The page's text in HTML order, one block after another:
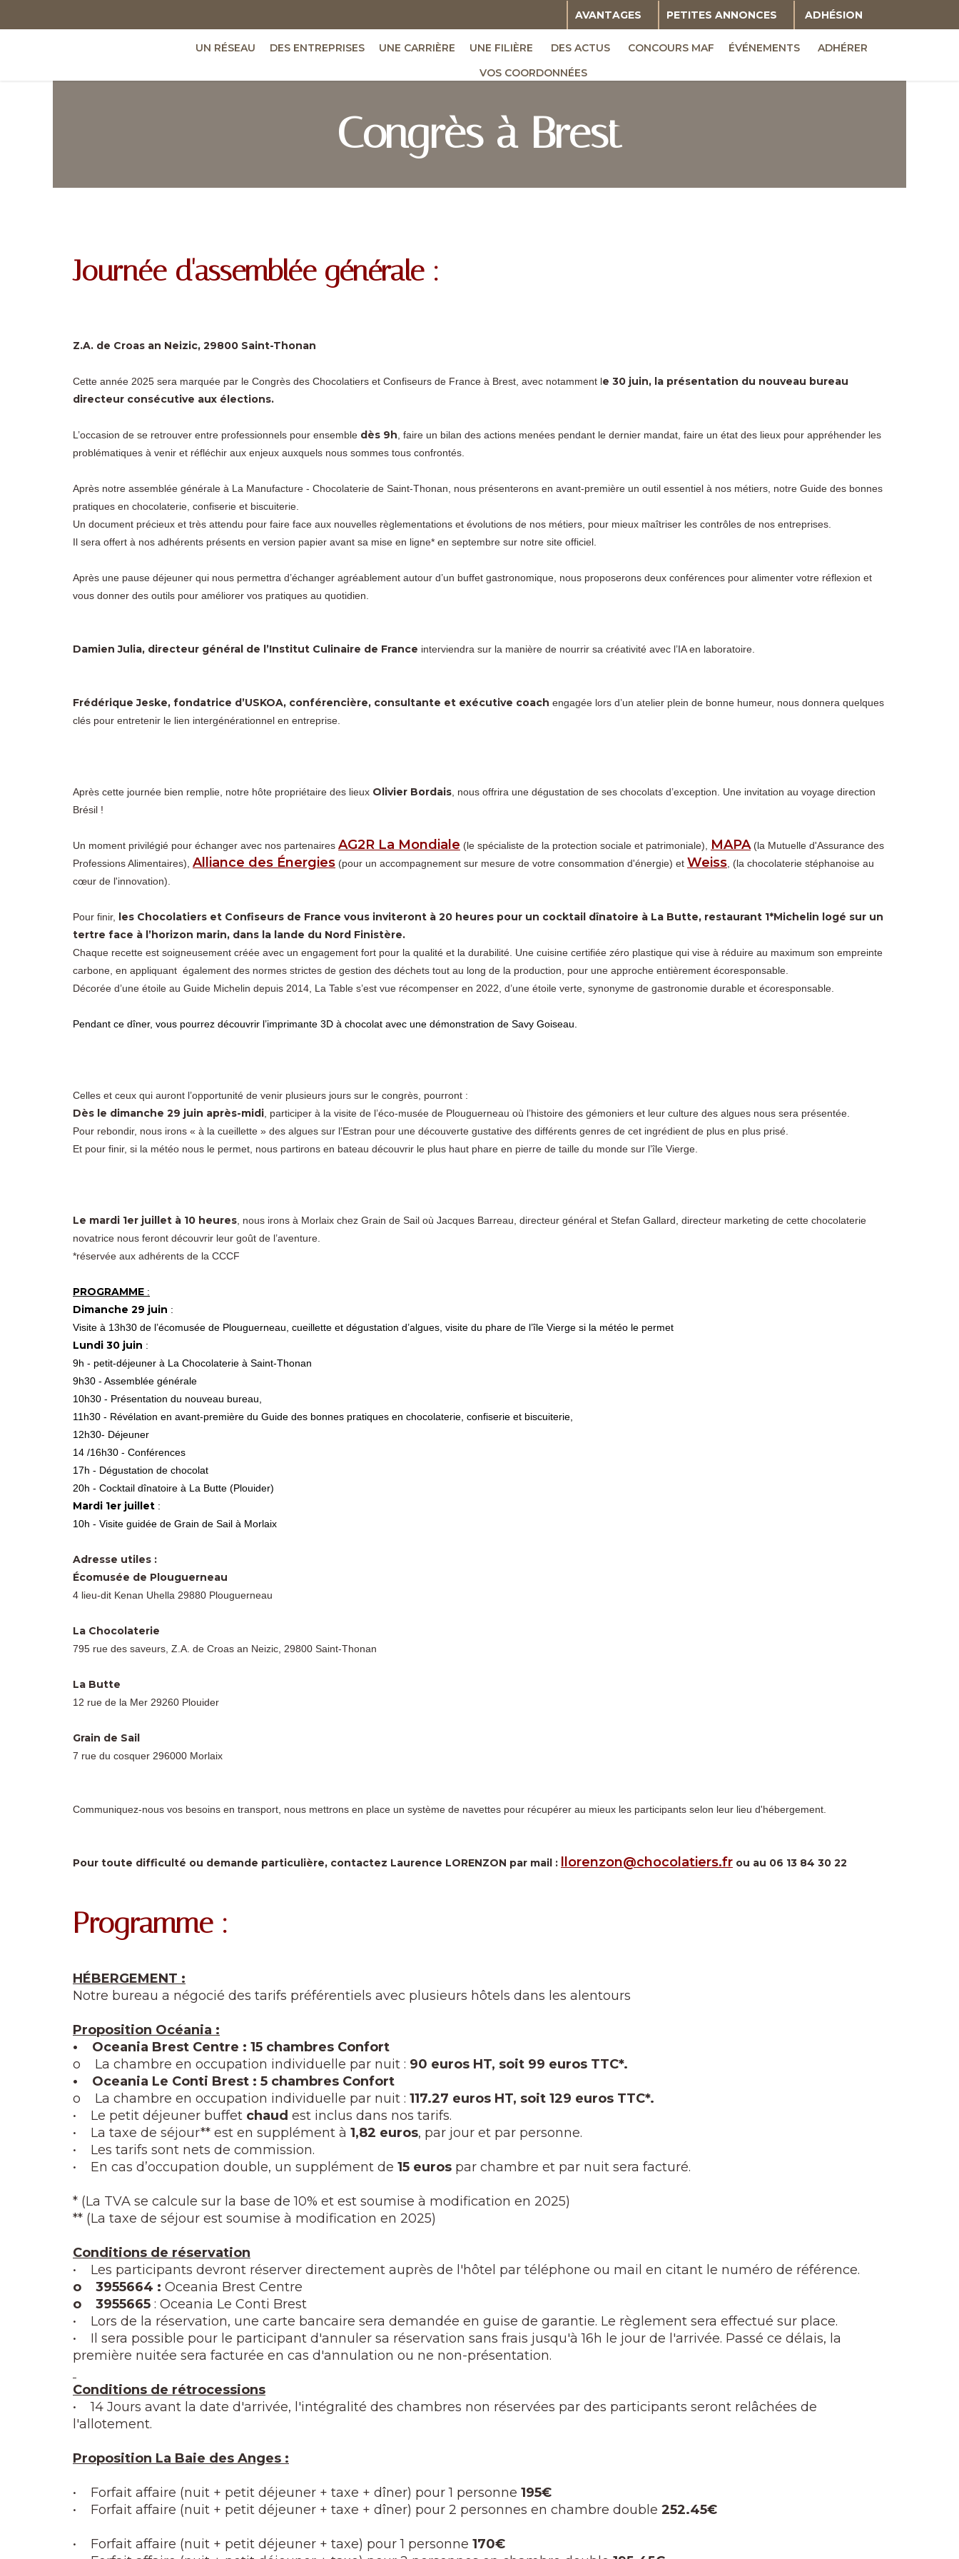
AVANTAGES PETITES ANNONCES ADHÉSION
UN RÉSEAU DES ENTREPRISES UNE CARRIÈRE UNE FILIÈRE DES ACTUS CONCOURS MAF ÉVÉNEMENTS
ADHÉRER
VOS COORDONNÉES
Congrès à Brest
Journée d'assemblée générale :
Z.A. de Croas an Neizic, 29800 Saint-Thonan
Cette année 2025 sera marquée par le Congrès des Chocolatiers et Confiseurs de France à Brest, avec notamment le 30 juin, la présentation du nouveau bureau
directeur consécutive aux élections.
L’occasion de se retrouver entre professionnels pour ensemble dès 9h , faire un bilan des actions menées pendant le dernier mandat, faire un état des lieux pour appréhender les
problématiques à venir et réfléchir aux enjeux auxquels nous sommes tous confrontés.
Après notre assemblée générale à La Manufacture - Chocolaterie de Saint-Thonan, nous présenterons en avant-première un outil essentiel à nos métiers, notre Guide des bonnes
pratiques en chocolaterie, confiserie et biscuiterie.
Un document précieux et très attendu pour faire face aux nouvelles règlementations et évolutions de nos métiers, pour mieux maîtriser les contrôles de nos entreprises.
Il sera offert à nos adhérents présents en version papier avant sa mise en ligne* en septembre sur notre site officiel.
Après une pause déjeuner qui nous permettra d’échanger agréablement autour d’un buffet gastronomique, nous proposerons deux conférences pour alimenter votre réflexion et
vous donner des outils pour améliorer vos pratiques au quotidien.
Damien Julia, directeur général de l’Institut Culinaire de France interviendra sur la manière de nourrir sa créativité avec l’IA en laboratoire.
Frédérique Jeske, fondatrice d’USKOA, conférencière, consultante et exécutive coach engagée lors d’un atelier plein de bonne humeur, nous donnera quelques
clés pour entretenir le lien intergénérationnel en entreprise.
Après cette journée bien remplie, notre hôte propriétaire des lieux Olivier Bordais , nous offrira une dégustation de ses chocolats d’exception. Une invitation au voyage direction
Brésil !
Un moment privilégié pour échanger avec nos partenaires AG2R La Mondiale (le spécialiste de la protection sociale et patrimoniale), MAPA (la Mutuelle d'Assurance des
Professions Alimentaires), Alliance des Énergies (pour un accompagnement sur mesure de votre consommation d'énergie) et Weiss , (la chocolaterie stéphanoise au
cœur de l'innovation).
Pour finir, les Chocolatiers et Confiseurs de France vous inviteront à 20 heures pour un cocktail dînatoire à La Butte, restaurant 1*Michelin logé sur un
tertre face à l’horizon marin, dans la lande du Nord Finistère.
Chaque recette est soigneusement créée avec un engagement fort pour la qualité et la durabilité. Une cuisine certifiée zéro plastique qui vise à réduire au maximum son empreinte
carbone, en appliquant également des normes strictes de gestion des déchets tout au long de la production, pour une approche entièrement écoresponsable.
Décorée d’une étoile au Guide Michelin depuis 2014, La Table s’est vue récompenser en 2022, d’une étoile verte, synonyme de gastronomie durable et écoresponsable.
Pendant ce dîner, vous pourrez découvrir l’imprimante 3D à chocolat avec une démonstration de Savy Goiseau.
Celles et ceux qui auront l’opportunité de venir plusieurs jours sur le congrès, pourront :
Dès le dimanche 29 juin après-midi , participer à la visite de l’éco-musée de Plouguerneau où l’histoire des gémoniers et leur culture des algues nous sera présentée.
Pour rebondir, nous irons « à la cueillette » des algues sur l’Estran pour une découverte gustative des différents genres de cet ingrédient de plus en plus prisé.
Et pour finir, si la météo nous le permet, nous partirons en bateau découvrir le plus haut phare en pierre de taille du monde sur l’île Vierge.
Le mardi 1er juillet à 10 heures , nous irons à Morlaix chez Grain de Sail où Jacques Barreau, directeur général et Stefan Gallard, directeur marketing de cette chocolaterie
novatrice nous feront découvrir leur goût de l’aventure.
*réservée aux adhérents de la CCCF
PROGRAMME :
Dimanche 29 juin :
Visite à 13h30 de l’écomusée de Plouguerneau, cueillette et dégustation d’algues, visite du phare de l’île Vierge si la météo le permet
Lundi 30 juin :
9h - petit-déjeuner à La Chocolaterie à Saint-Thonan
9h30 - Assemblée générale
10h30 - Présentation du nouveau bureau,
11h30 - Révélation en avant-première du Guide des bonnes pratiques en chocolaterie, confiserie et biscuiterie,
12h30- Déjeuner
14 /16h30 - Conférences
17h - Dégustation de chocolat
20h - Cocktail dînatoire à La Butte (Plouider)
Mardi 1er juillet :
10h - Visite guidée de Grain de Sail à Morlaix
Adresse utiles :
Écomusée de Plouguerneau
4 lieu-dit Kenan Uhella 29880 Plouguerneau
La Chocolaterie
795 rue des saveurs, Z.A. de Croas an Neizic, 29800 Saint-Thonan
La Butte
12 rue de la Mer 29260 Plouider
Grain de Sail
7 rue du cosquer 296000 Morlaix
Communiquez-nous vos besoins en transport, nous mettrons en place un système de navettes pour récupérer au mieux les participants selon leur lieu d'hébergement.
Pour toute difficulté ou demande particulière, contactez Laurence LORENZON par mail : llorenzon@chocolatiers.fr ou au 06 13 84 30 22
Programme :
HÉBERGEMENT :
Notre bureau a négocié des tarifs préférentiels avec plusieurs hôtels dans les alentours
Proposition Océania :
• Oceania Brest Centre : 15 chambres Confort
o La chambre en occupation individuelle par nuit : 90 euros HT, soit 99 euros TTC*.
• Oceania Le Conti Brest : 5 chambres Confort
o La chambre en occupation individuelle par nuit : 117.27 euros HT, soit 129 euros TTC*.
• Le petit déjeuner buffet chaud est inclus dans nos tarifs.
• La taxe de séjour** est en supplément à 1,82 euros, par jour et par personne.
• Les tarifs sont nets de commission.
• En cas d’occupation double, un supplément de 15 euros par chambre et par nuit sera facturé.
* (La TVA se calcule sur la base de 10% et est soumise à modification en 2025)
** (La taxe de séjour est soumise à modification en 2025)
Conditions de réservation
• Les participants devront réserver directement auprès de l'hôtel par téléphone ou mail en citant le numéro de référence.
o 3955664 : Oceania Brest Centre
o 3955665 : Oceania Le Conti Brest
• Lors de la réservation, une carte bancaire sera demandée en guise de garantie. Le règlement sera effectué sur place.
• Il sera possible pour le participant d'annuler sa réservation sans frais jusqu'à 16h le jour de l'arrivée. Passé ce délais, la
première nuitée sera facturée en cas d'annulation ou ne non-présentation.
Conditions de rétrocessions
• 14 Jours avant la date d'arrivée, l'intégralité des chambres non réservées par des participants seront relâchées de
l'allotement.
Proposition La Baie des Anges :
• Forfait affaire (nuit + petit déjeuner + taxe + dîner) pour 1 personne 195€
• Forfait affaire (nuit + petit déjeuner + taxe + dîner) pour 2 personnes en chambre double 252.45€
• Forfait affaire (nuit + petit déjeuner + taxe) pour 1 personne 170€